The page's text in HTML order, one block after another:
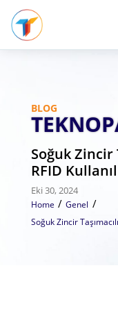
BLOG
Soğuk Zincir
RFID
Eki 30, 2024
Home / Genel /
Soğuk Zincir